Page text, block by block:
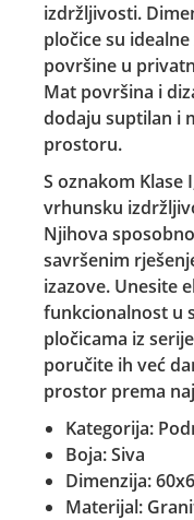
izdržljivosti.
pločice su
površine u
Mat površina i
dodaju suptilan i
prostoru.
S oznakom Klase
vrhunsku
Njihova
savršenim
izazove. Unesite
funkcionalnost u
pločicama iz serije
poručite ih već
prostor prema
Kategorija:
Boja: Siva
Dimenzija:
Materijal: